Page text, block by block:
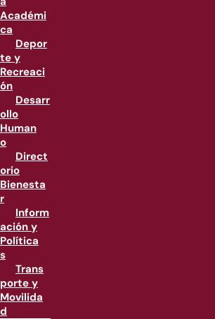
Académi
ca
Depor
te y
Recreaci
ón
Desarr
ollo
Human
o
Direct
orio
Bienesta
r
Inform
ación y
Política
s
Trans
porte y
Movilida
d